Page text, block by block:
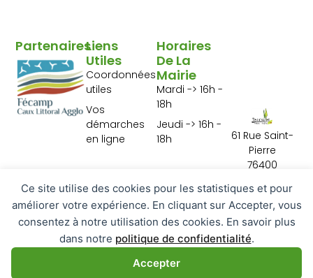
Ce site utilise des cookies pour les statistiques et pour
améliorer votre expérience. En cliquant sur Accepter, vous
consentez à notre utilisation des cookies. En savoir plus
dans notre politique de confidentialité.
Accepter
61 Rue Saint-
Pierre
76400
02 35 29 10 01
Contactez-
nous
Horaires
De La
Mairie
Mardi -> 16h -
18h
Jeudi -> 16h -
18h
Liens
Utiles
Coordonnées
utiles
Vos
démarches
en ligne
Partenaires